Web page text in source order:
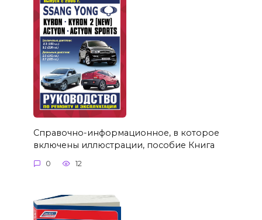
Справочно-информационное, в которое
включены иллюстрации, пособие Книга
0 12